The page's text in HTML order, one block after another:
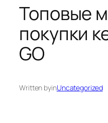
Топовые
покупки
GO
Written byinUncategorized